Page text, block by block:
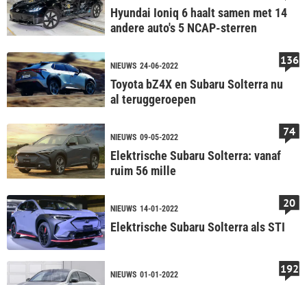
Hyundai Ioniq 6 haalt samen met 14
andere auto's 5 NCAP-sterren
NIEUWS 24-06-2022
Toyota bZ4X en Subaru Solterra nu
al teruggeroepen
136
NIEUWS 09-05-2022
Elektrische Subaru Solterra: vanaf
ruim 56 mille
74
NIEUWS 14-01-2022
Elektrische Subaru Solterra als STI
20
NIEUWS 01-01-2022 192